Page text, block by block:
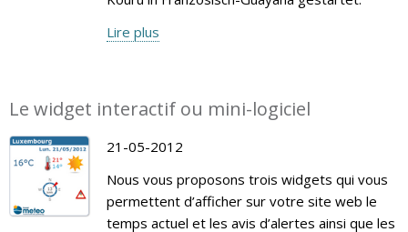
Lire plus
Le widget interactif ou mini-logiciel
21-05-2012
Nous vous proposons trois widgets qui vous
permettent d’afficher sur votre site web le
temps actuel et les avis d’alertes ainsi que les